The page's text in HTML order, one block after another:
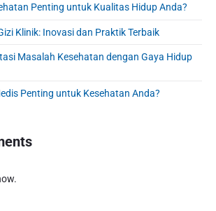
Penting untuk Kualitas Hidup Anda?
Klinik: Inovasi dan Praktik Terbaik
Masalah Kesehatan dengan Gaya Hidup
Penting untuk Kesehatan Anda?